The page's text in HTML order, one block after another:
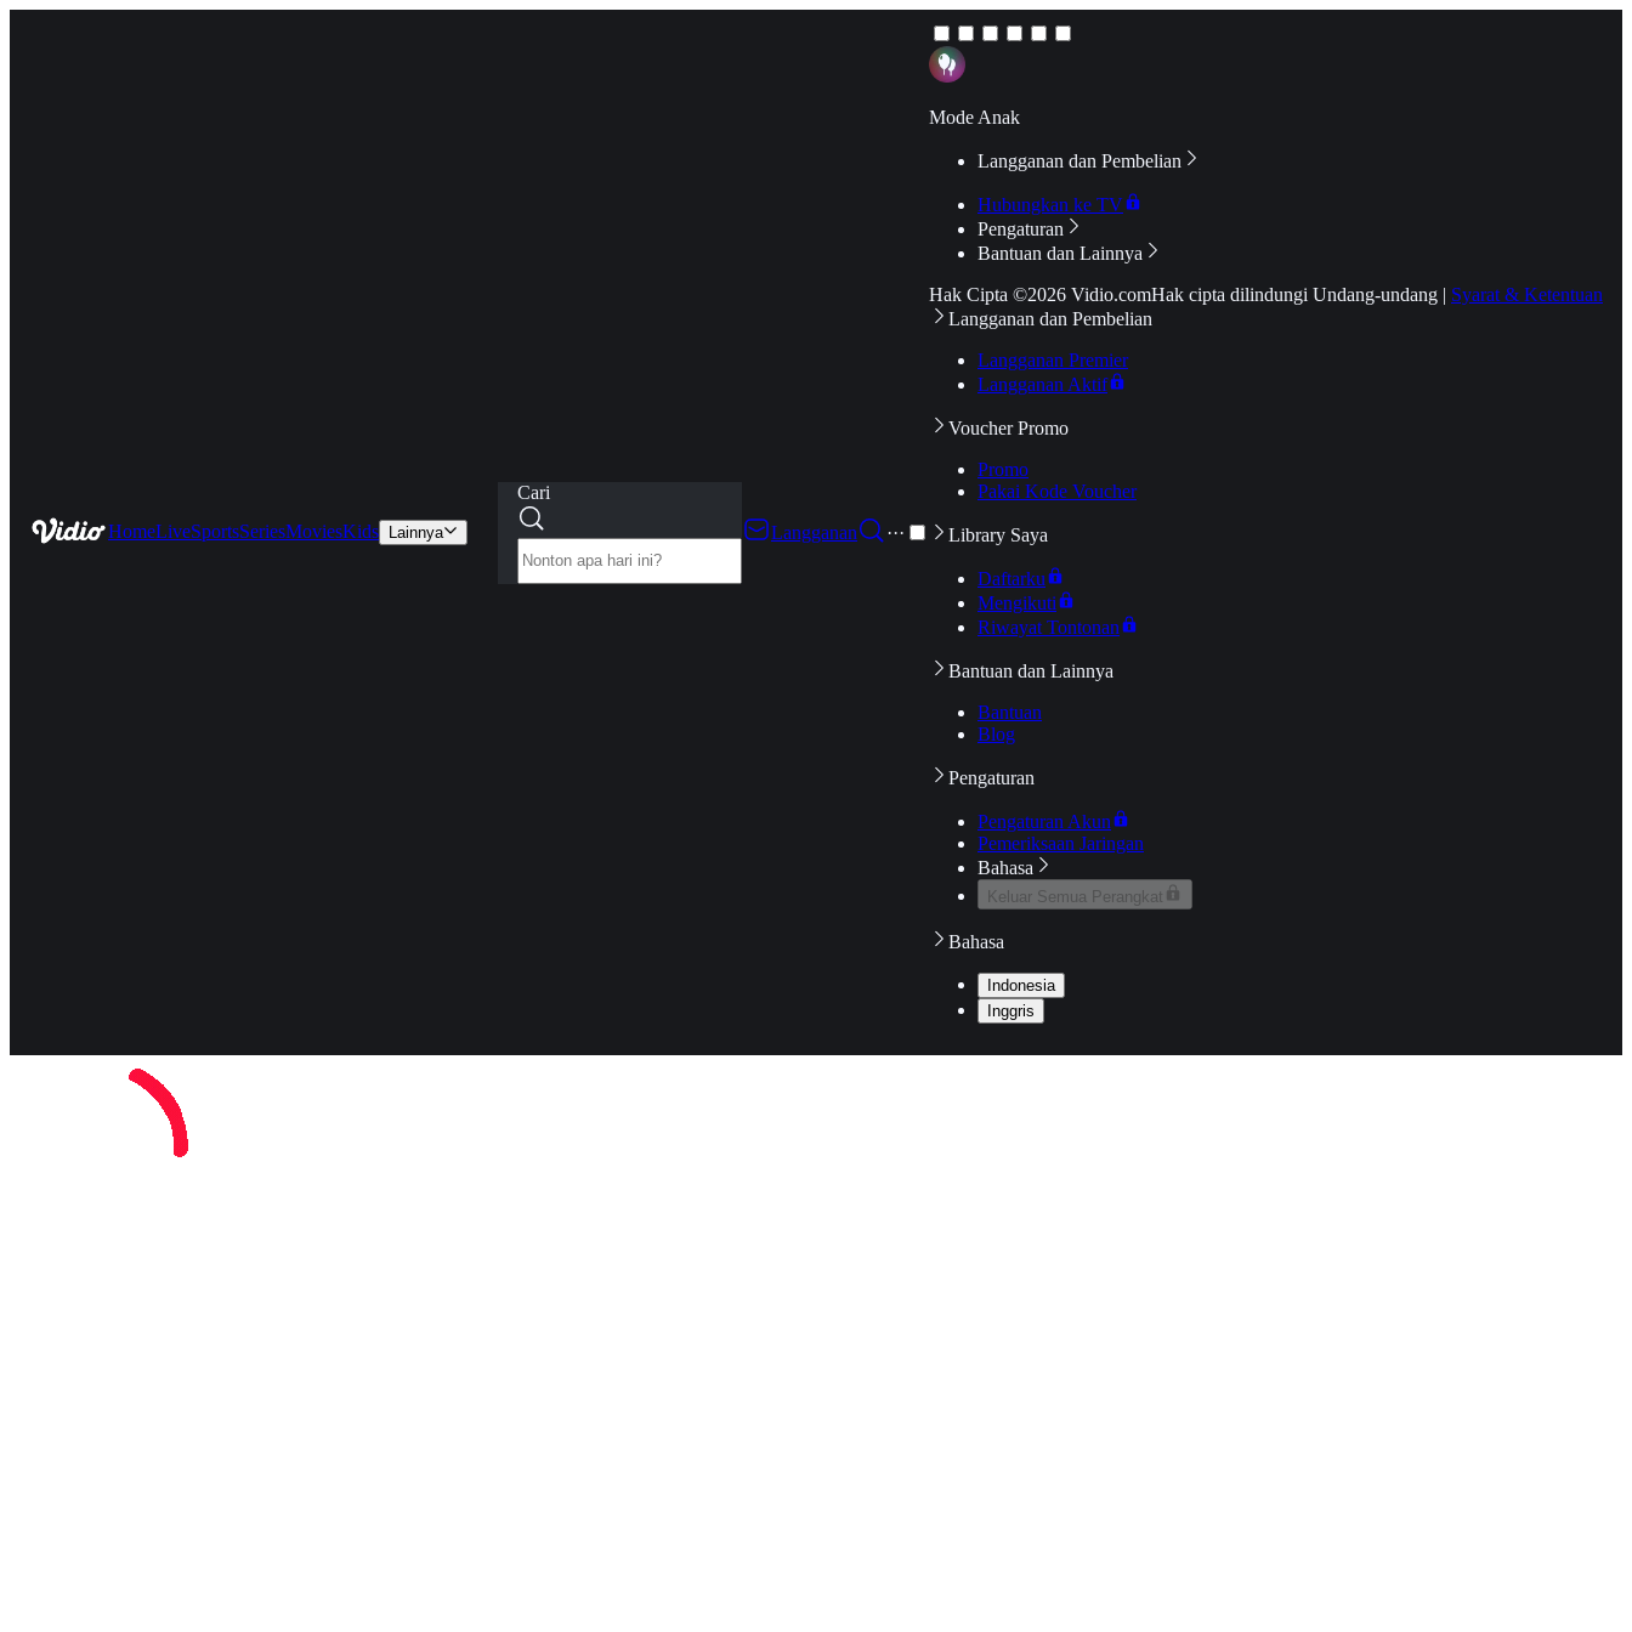
HomeLiveSportsSeriesMoviesKids Lainnya
Cari
Langganan
···
Mode Anak
Langganan dan Pembelian
Hubungkan ke TV
Pengaturan
Bantuan dan Lainnya
Hak Cipta ©2026 Vidio.comHak cipta dilindungi Undang-undang | Syarat & Ketentuan
Langganan dan Pembelian
Langganan Premier
Langganan Aktif
Voucher Promo
Promo
Pakai Kode Voucher
Library Saya
Daftarku
Mengikuti
Riwayat Tontonan
Bantuan dan Lainnya
Bantuan
Blog
Pengaturan
Pengaturan Akun
Pemeriksaan Jaringan
Bahasa
Keluar Semua Perangkat
Bahasa
Indonesia
Inggris